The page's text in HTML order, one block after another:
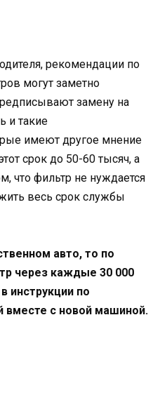
рекомендации по
могут заметно
замену на
и такие
имеют другое мнение
срок до 50-60 тысяч, а
что фильтр не нуждается
весь срок службы
авто, то по
через каждые 30 000
инструкции по
вместе с новой машиной.